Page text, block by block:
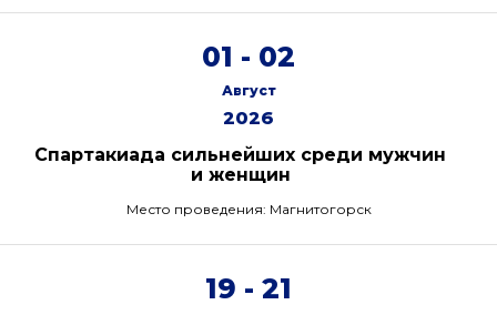
01 - 02
Август
2026
Спартакиада сильнейших среди мужчин
и женщин
Место проведения: Магнитогорск
19 - 21